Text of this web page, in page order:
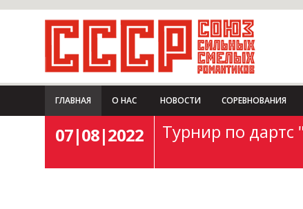
ГЛАВНАЯ О НАС НОВОСТИ СОРЕВНОВАНИЯ
07|08|2022 Турнир по дартс